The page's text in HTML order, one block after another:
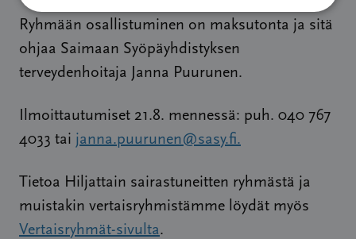
Ryhmään osallistuminen on maksutonta ja sitä
ohjaa Saimaan Syöpäyhdistyksen
terveydenhoitaja Janna Puurunen.
Ilmoittautumiset 21.8. mennessä: puh. 040 767
4033 tai janna.puurunen@sasy.fi.
Tietoa Hiljattain sairastuneitten ryhmästä ja
muistakin vertaisryhmistämme löydät myös
Vertaisryhmät-sivulta.